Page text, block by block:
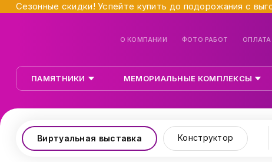
Сезонные скидки! Успейте купить до подорожания с
О КОМПАНИИ ФОТО РАБОТ ОПЛАТА
ПАМЯТНИКИ МЕМОРИАЛЬНЫЕ КОМПЛЕКСЫ
Виртуальная выставка Конструктор